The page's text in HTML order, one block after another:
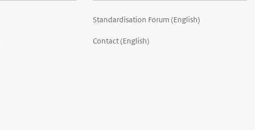
Standardisation Forum (English)
Contact (English)